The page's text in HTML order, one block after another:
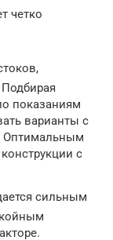
четко
показаниям
варианты с
Оптимальным
с
сильным